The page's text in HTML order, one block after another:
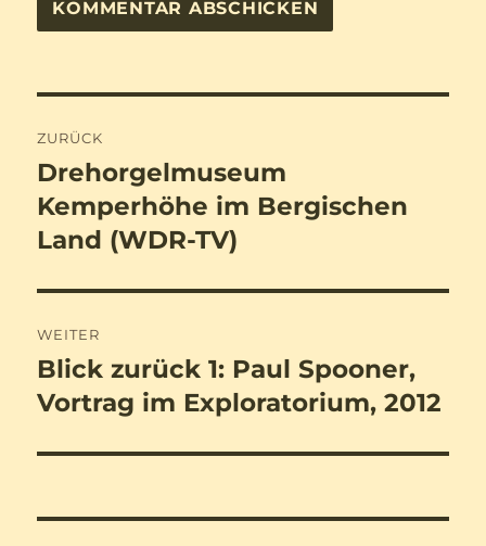
ZURÜCK
Vorheriger
Beitrag:
Drehorgelmuseum
Kemperhöhe im Bergischen
Land (WDR-TV)
WEITER
Nächster
Beitrag:
Blick zurück 1: Paul Spooner,
Vortrag im Exploratorium, 2012